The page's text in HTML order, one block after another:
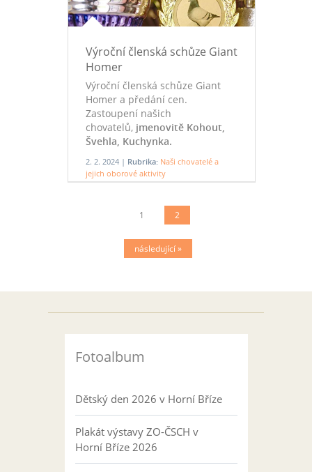
Výroční členská schůze Giant
Homer
Výroční členská schůze Giant
Homer a předání cen.
Zastoupení našich
chovatelů,jmenovitě Kohout,
Švehla, Kuchynka.
2. 2. 2024 | Rubrika: Naši chovatelé a
jejich oborové aktivity
1 2
následující »
Fotoalbum
Dětský den 2026 v Horní Bříze
Plakát výstavy ZO-ČSCH v
Horní Bříze 2026